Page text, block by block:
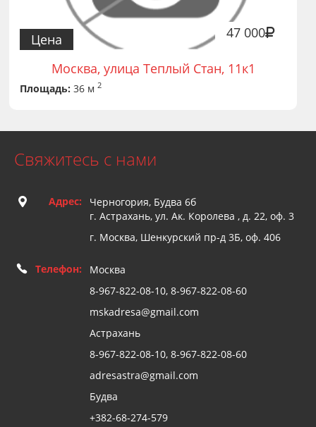
47 000
Цена
Москва, улица Теплый Стан, 11к1
Площадь: 36 м2
Свяжитесь с нами
Адрес:
Черногория, Будва 6б
г. Астрахань, ул. Ак. Королева , д. 22, оф. 3
г. Москва, Шенкурский пр-д 3Б, оф. 406
Телефон:
Москва
8-967-822-08-10, 8-967-822-08-60
mskadresa@gmail.com
Астрахань
8-967-822-08-10, 8-967-822-08-60
adresastra@gmail.com
Будва
+382-68-274-579